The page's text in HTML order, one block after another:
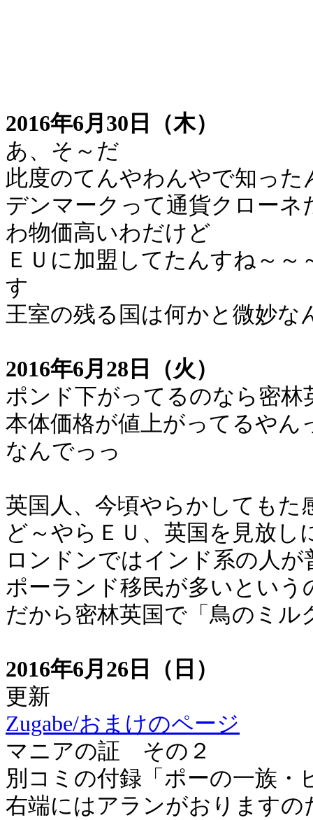
2016年6月30日（木）
あ、そ～だ
此度のてんやわんやで知った
デンマークって通貨クロー
わ物価高いわだけど
ＥＵに加盟してたんすね～
す
王室の残る国は何かと微妙な
2016年6月28日（火）
ポンド下がってるのなら密
本体価格が値上がってるやん
なんでっっ
英国人、今頃やらかしてもた
ど～やらＥＵ、英国を見放
ロンドンではインド系の人
ポーランド移民が多いという
だから密林英国で「鳥のミル
2016年6月26日（日）
更新
Zugabe/おまけのページ
マニアの証 その２
別コミの付録「ポーの一族・
右端にはアランがおりますの